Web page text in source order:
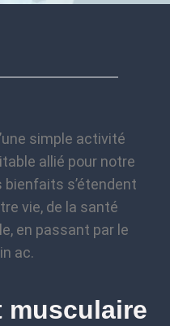
simple activité
allié pour notre
bienfaits s’étendent
vie, de la santé
en passant par le
ac.
musculaire